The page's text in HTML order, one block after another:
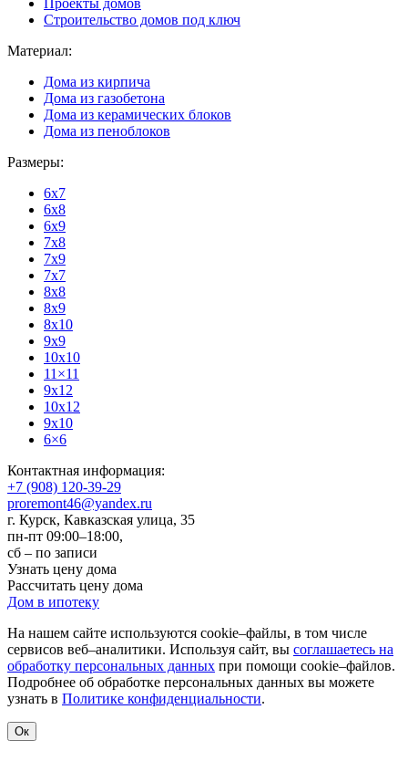
Строительство домов под ключ
Материал:
Дома из кирпича
Дома из газобетона
Дома из керамических блоков
Дома из пеноблоков
Размеры:
6x7
6x8
6x9
7x8
7x9
7x7
8x8
8x9
8x10
9x9
10x10
11×11
9x12
10x12
9x10
6×6
Контактная информация:
+7 (908) 120-39-29
proremont46@yandex.ru
г. Курск, Кавказская улица, 35
пн-пт 09:00–18:00,
сб – по записи
Узнать цену дома
Рассчитать цену дома
Дом в ипотеку
На нашем сайте используются cookie–файлы, в том числе
сервисов веб–аналитики. Используя сайт, вы соглашаетесь на
обработку персональных данных при помощи cookie–файлов.
Подробнее об обработке персональных данных вы можете
узнать в Политике конфиденциальности.
Ок